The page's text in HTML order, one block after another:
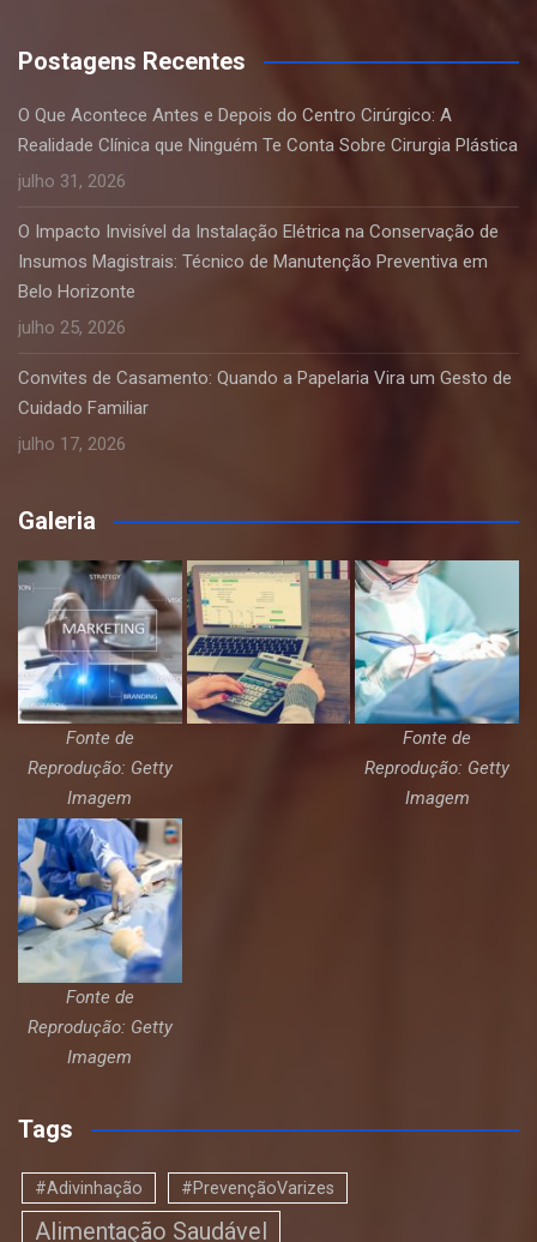
Postagens Recentes
O Que Acontece Antes e Depois do Centro Cirúrgico: A
Realidade Clínica que Ninguém Te Conta Sobre Cirurgia Plástica
julho 31, 2026
O Impacto Invisível da Instalação Elétrica na Conservação de
Insumos Magistrais: Técnico de Manutenção Preventiva em
Belo Horizonte
julho 25, 2026
Convites de Casamento: Quando a Papelaria Vira um Gesto de
Cuidado Familiar
julho 17, 2026
Galeria
Fonte de
Reprodução: Getty
Imagem
Fonte de
Reprodução: Getty
Imagem
Fonte de
Reprodução: Getty
Imagem
Tags
#Adivinhação #PrevençãoVarizes
Alimentação Saudável